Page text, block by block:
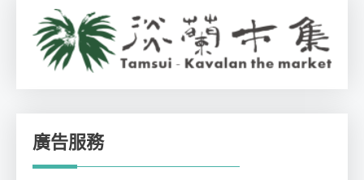
廣告服務